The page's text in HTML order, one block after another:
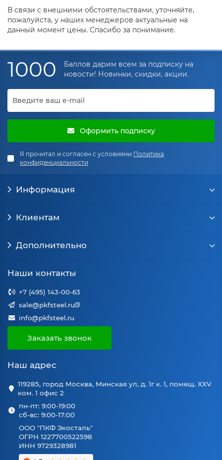
В связи с внешними обстоятельствами, уточняйте,
пожалуйста, у наших менеджеров актуальные на
данный момент цены. Спасибо за понимание.
1000
Баллов дарим всем за подписку на
новости! Новинки, скидки, акции.
Оформить подписку
Я прочитал и согласен с условиями Политика
конфиденциальности
Информация
Клиентам
Дополнительно
Наши контакты
+7 (495) 143-00-63
sale@pkfsteel.ru
info@pkfsteel.ru
Заказать звонок
Наш адрес
119285, город Москва, Минская ул, д. 1г к. 1, помещ. XXV
ком. 1 офис 2
пн-пт: 9:00-19:00
сб-вс: 9:00-17:00
ООО "ПКФ Экосталь"
ОГРН 1227700522598
ИНН 9729328981